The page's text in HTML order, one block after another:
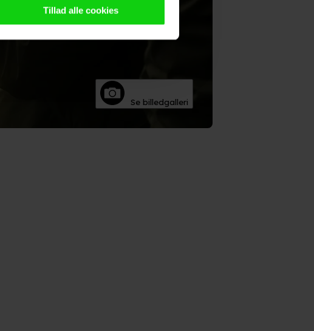
og tilgår oplysninger på din
og indholdsmåling, lave
i vores persondatapolitik.
meter
Det gør vi for at sikre
Tillad alle cookies
Se billedgalleri